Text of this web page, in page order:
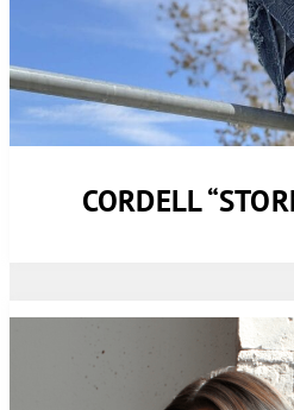
CORDELL